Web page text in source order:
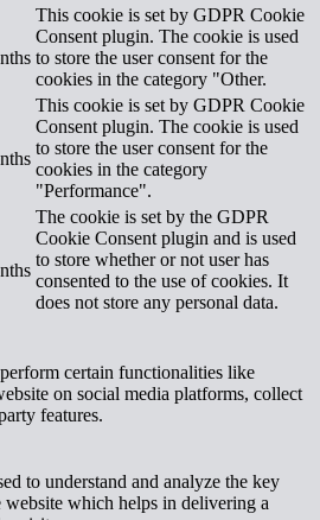
This cookie is set by GDPR Cookie
Consent plugin. The cookie is used
to store the user consent for the
cookies in the category "Other.
This cookie is set by GDPR Cookie
Consent plugin. The cookie is used
to store the user consent for the
cookies in the category
"Performance".
The cookie is set by the GDPR
Cookie Consent plugin and is used
to store whether or not user has
consented to the use of cookies. It
does not store any personal data.
certain functionalities like
on social media platforms, collect
features.
to understand and analyze the key
website which helps in delivering a